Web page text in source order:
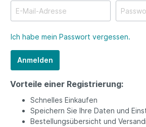
Ich habe mein Passwort vergessen.
Anmelden
Vorteile einer Registrierung:
Schnelles Einkaufen
Speichern Sie Ihre Daten und
Bestellungsübersicht und